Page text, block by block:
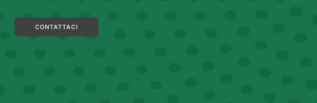
CONTATTACI